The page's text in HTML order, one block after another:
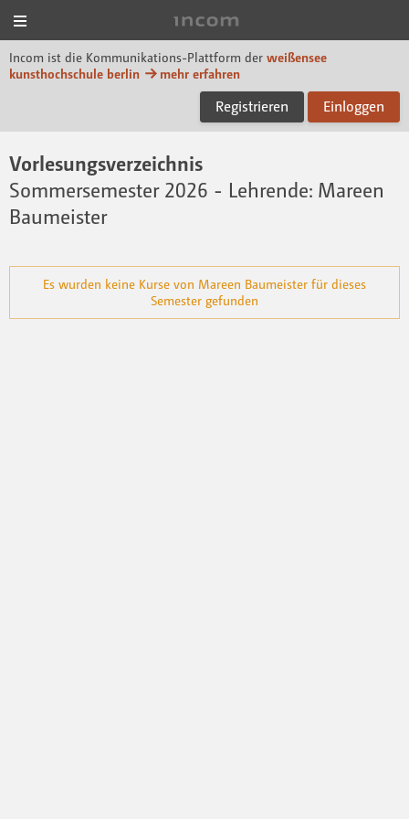
Incom ist die Kommunikations-Plattform der weißensee
kunsthochschule berlin
mehr erfahren
Registrieren Einloggen
Vorlesungsverzeichnis
Sommersemester 2026 - Lehrende: Mareen
Baumeister
Es wurden keine Kurse von Mareen Baumeister für dieses
Semester gefunden